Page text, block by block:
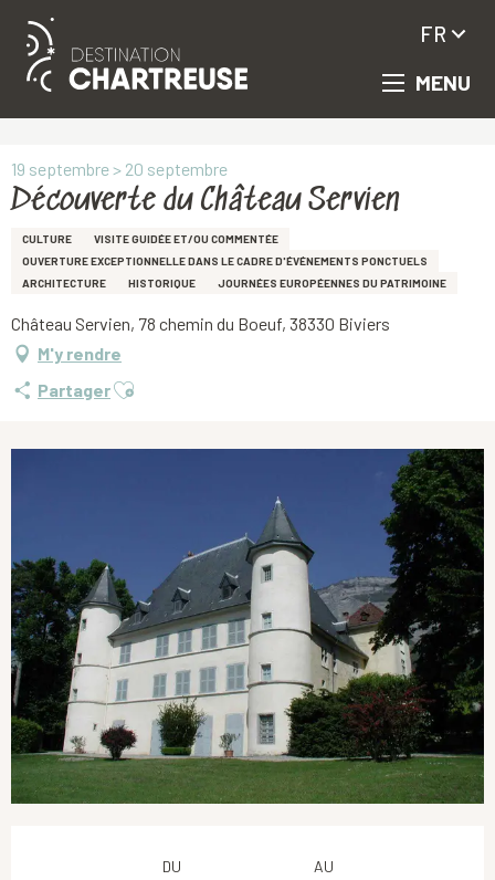
Aller
principal
MENU
FR
19 septembre > 20 septembre
Découverte du Château Servien
CULTURE
VISITE GUIDÉE ET/OU COMMENTÉE
OUVERTURE EXCEPTIONNELLE DANS LE CADRE D'ÉVÉNEMENTS PONCTUELS
ARCHITECTURE
HISTORIQUE JOURNÉES EUROPÉENNES DU PATRIMOINE
Château Servien, 78 chemin du Boeuf, 38330 Biviers
M'y rendre
PartagerAjouter aux favoris
DU AU